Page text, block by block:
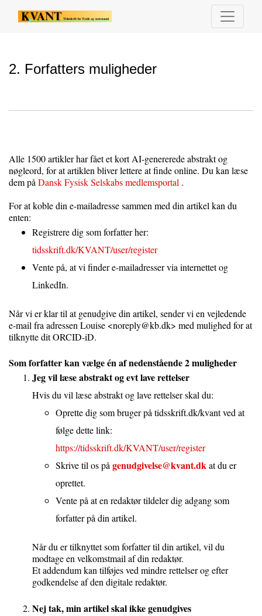
2. Forfatters muligheder
2. Forfatters muligheder
Alle 1500 artikler har fået et kort AI-genererede abstrakt og
nøgleord, for at artiklen bliver lettere at finde online. Du kan læse
dem på Dansk Fysisk Selskabs medlemsportal .
For at koble din e-mailadresse sammen med din artikel kan du
enten:
Registrere dig som forfatter her:
tidsskrift.dk/KVANT/user/register
Vente på, at vi finder e-mailadresser via internettet og
LinkedIn.
Når vi er klar til at genudgive din artikel, sender vi en vejledende
e-mail fra adressen Louise <noreply@kb.dk> med mulighed for at
tilknytte dit ORCID-iD.
Som forfatter kan vælge én af nedenstående 2 muligheder
Jeg vil læse abstrakt og evt lave rettelser
Hvis du vil læse abstrakt og lave rettelser skal du:
Oprette dig som bruger på tidsskrift.dk/kvant ved at
følge dette link:
https://tidsskrift.dk/KVANT/user/register
Skrive til os på genudgivelse@kvant.dkat du er
oprettet.
Vente på at en redaktør tildeler dig adgang som
forfatter på din artikel.
Når du er tilknyttet som forfatter til din artikel, vil du
modtage en velkomstmail af din redaktør.
Et addendum kan tilføjes ved mindre rettelser og efter
godkendelse af den digitale redaktør.
Nej tak, min artikel skal ikke genudgives